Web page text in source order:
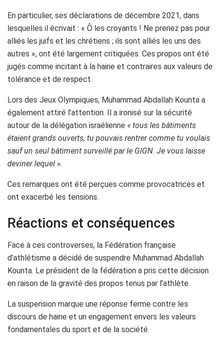
En particulier, ses déclarations de décembre 2021, dans
lesquelles il écrivait : « Ô les croyants ! Ne prenez pas pour
alliés les juifs et les chrétiens ; ils sont alliés les uns des
autres », ont été largement critiquées. Ces propos ont été
jugés comme incitant à la haine et contraires aux valeurs de
tolérance et de respect.
Lors des Jeux Olympiques, Muhammad Abdallah Kounta a
également attiré l’attention. Il a ironisé sur la sécurité
autour de la délégation israélienne « tous les bâtiments
étaient grands ouverts, tu pouvais rentrer comme tu voulais
sauf un seul bâtiment surveillé par le GIGN. Je vous laisse
deviner lequel ».
Ces remarques ont été perçues comme provocatrices et
ont exacerbé les tensions.
Réactions et conséquences
Face à ces controverses, la Fédération française
d’athlétisme a décidé de suspendre Muhammad Abdallah
Kounta. Le président de la fédération a pris cette décision
en raison de la gravité des propos tenus par l’athlète.
La suspension marque une réponse ferme contre les
discours de haine et un engagement envers les valeurs
fondamentales du sport et de la société.